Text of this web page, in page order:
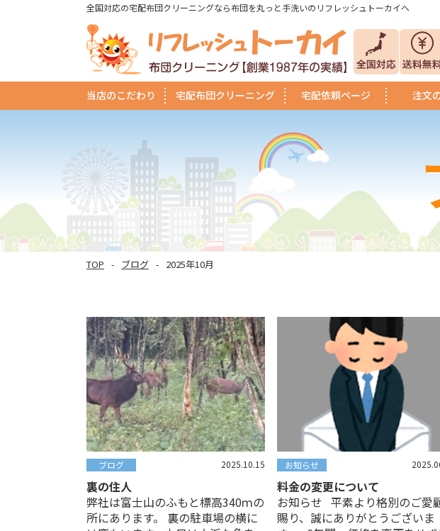
全国対応の宅配布団クリーニングなら布団を丸っと手洗いのリフレッシュトーカイへ
当店のこだわり 宅配布団クリーニング 宅配依頼ページ 注文
TOP ブログ 2025年10月
ブログ 2025.10.15
裏の住人
弊社は富士山のふもと標高340ｍの
所にあります。 裏の駐車場の横に
お知らせ
料金の変更について
お知らせ 平素より格別のご愛
賜り、誠にありがとうございま